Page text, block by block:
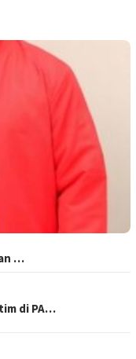
…
di PA…